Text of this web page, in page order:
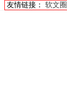
友情链接： 软文圈